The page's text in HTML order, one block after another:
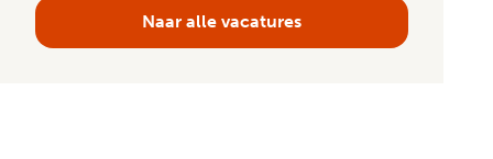
Naar alle vacatures